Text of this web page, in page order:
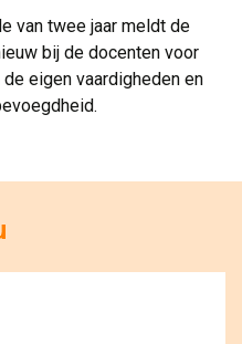
van twee jaar meldt de
bij de docenten voor
eigen vaardigheden en